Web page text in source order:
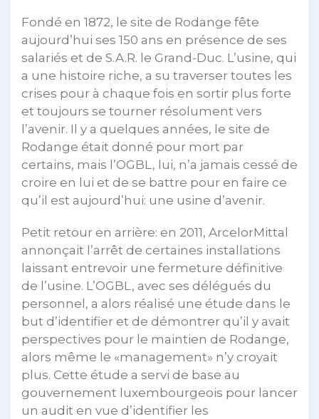
Fondé en 1872, le site de Rodange fête
aujourd’hui ses 150 ans en présence de ses
salariés et de S.A.R. le Grand-Duc. L’usine, qui
a une histoire riche, a su traverser toutes les
crises pour à chaque fois en sortir plus forte
et toujours se tourner résolument vers
l’avenir. Il y a quelques années, le site de
Rodange était donné pour mort par
certains, mais l’OGBL, lui, n’a jamais cessé de
croire en lui et de se battre pour en faire ce
qu’il est aujourd’hui: une usine d’avenir.
Petit retour en arrière: en 2011, ArcelorMittal
annonçait l’arrêt de certaines installations
laissant entrevoir une fermeture définitive
de l’usine. L’OGBL, avec ses délégués du
personnel, a alors réalisé une étude dans le
but d’identifier et de démontrer qu’il y avait
perspectives pour le maintien de Rodange,
alors même le «management» n’y croyait
plus. Cette étude a servi de base au
gouvernement luxembourgeois pour lancer
un audit en vue d’identifier les